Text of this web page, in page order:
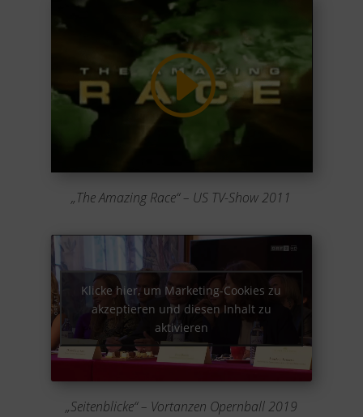
„The Amazing Race“ – US TV-Show 2011
Klicke hier, um Marketing-Cookies zu
akzeptieren und diesen Inhalt zu
aktivieren
„Seitenblicke“ – Vortanzen Opernball 2019